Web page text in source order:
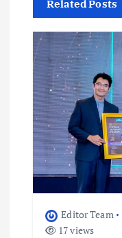
g
a
t
o
n
Related Posts
Editor Team
17 views